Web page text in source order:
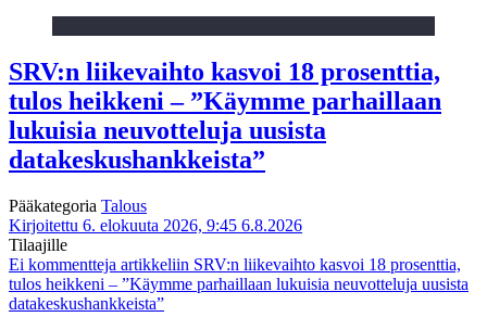
SRV:n liikevaihto kasvoi 18 prosenttia,
tulos heikkeni – ”Käymme parhaillaan
lukuisia neuvotteluja uusista
datakeskushankkeista”
Pääkategoria Talous
Kirjoitettu 6. elokuuta 2026, 9:45 6.8.2026
Tilaajille
Ei kommentteja artikkeliin SRV:n liikevaihto kasvoi 18 prosenttia,
tulos heikkeni – ”Käymme parhaillaan lukuisia neuvotteluja uusista
datakeskushankkeista”